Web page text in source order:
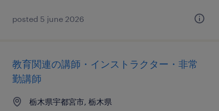
posted 5 june 2026
教育関連の講師・インストラクター・非常
勤講師
栃木県宇都宮市, 栃木県